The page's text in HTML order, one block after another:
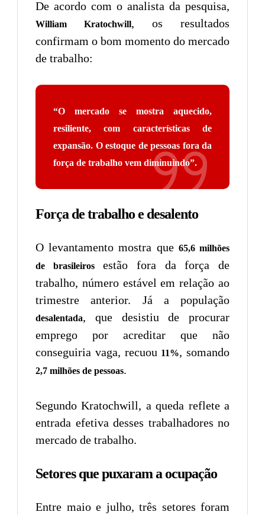
De acordo com o analista da pesquisa,
William Kratochwill, os resultados
confirmam o bom momento do mercado
de trabalho:
“O mercado se mostra aquecido,
resiliente, com características de
expansão. O estoque de pessoas fora da
força de trabalho vem diminuindo”.
Força de trabalho e desalento
O levantamento mostra que 65,6 milhões
de brasileirosestão fora da força de
trabalho, número estável em relação ao
trimestre anterior. Já a população
desalentada, que desistiu de procurar
emprego por acreditar que não
conseguiria vaga, recuou 11%, somando
2,7 milhões de pessoas.
Segundo Kratochwill, a queda reflete a
entrada efetiva desses trabalhadores no
mercado de trabalho.
Setores que puxaram a ocupação
Entre maio e julho, três setores foram